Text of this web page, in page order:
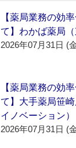
【薬局業務の効
て】わかば薬局（
2026年07月31日 (
【薬局業務の効
て】大手薬局笹
イノベーション）
2026年07月31日 (